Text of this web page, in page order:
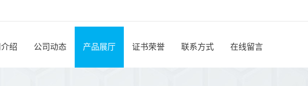
绍 公司动态 产品展厅 证书荣誉 联系方式 在线留言